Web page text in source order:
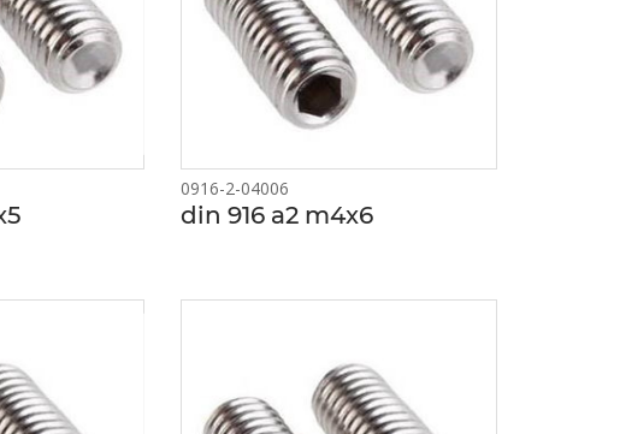
0916-2-04006
din 916 a2 m4x6